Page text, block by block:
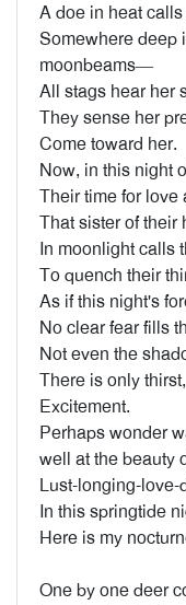
A doe in heat
Somewhere deep
moonbeams—
All stags hear her
They sense her
Come toward her.
Now, in this night
Their time for love
That sister of their
In moonlight calls
To quench their
As if this night's
No clear fear fills
Not even the
There is only thirst,
Excitement.
Perhaps wonder
well at the beauty
Lust-longing-love-
In this springtide
Here is my
One by one deer